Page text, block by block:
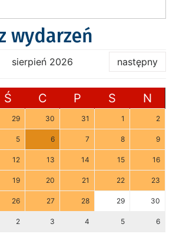
wydarzeń
sierpień 2026 następny
Ś C P S N
29 30 31 1 2
5 6 7 8 9
12 13 14 15 16
19 20 21 22 23
26 27 28 29 30
2 3 4 5 6